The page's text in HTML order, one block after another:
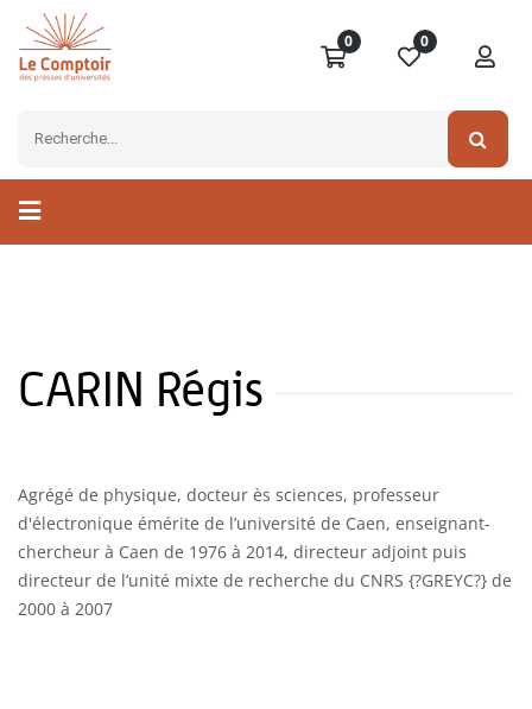
0 0
CARIN Régis
Agrégé de physique, docteur ès sciences, professeur
d'électronique émérite de l’université de Caen, enseignant-
chercheur à Caen de 1976 à 2014, directeur adjoint puis
directeur de l’unité mixte de recherche du CNRS {?GREYC?} de
2000 à 2007